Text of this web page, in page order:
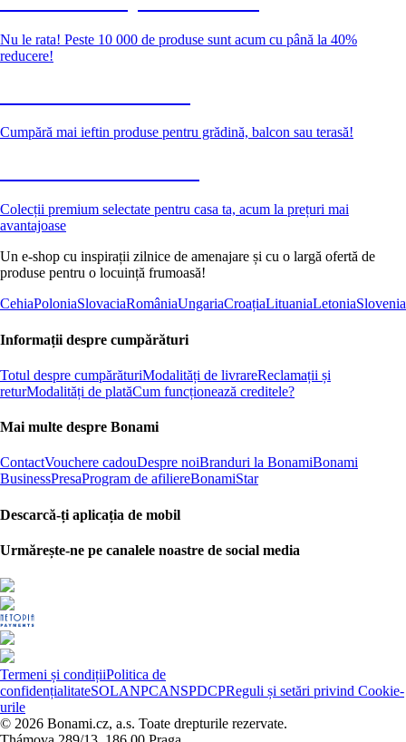
Nu le rata! Peste 10 000 de produse sunt acum cu până la 40%
reducere!
Cumpără mai ieftin produse pentru grădină, balcon sau terasă!
Colecții premium selectate pentru casa ta, acum la prețuri mai
avantajoase
Un e-shop cu inspirații zilnice de amenajare și cu o largă ofertă de
produse pentru o locuință frumoasă!
CehiaPoloniaSlovaciaRomâniaUngariaCroațiaLituaniaLetoniaSlovenia
Informații despre cumpărături
Totul despre cumpărăturiModalități de livrareReclamații și
returModalități de platăCum funcționează creditele?
Mai multe despre Bonami
ContactVouchere cadouDespre noiBranduri la BonamiBonami
BusinessPresaProgram de afiliereBonamiStar
Descarcă-ți aplicația de mobil
Urmărește-ne pe canalele noastre de social media
Termeni și condițiiPolitica de
confidențialitateSOLANPCANSPDCPReguli și setări privind Cookie-
urile
© 2026 Bonami.cz, a.s. Toate drepturile rezervate.